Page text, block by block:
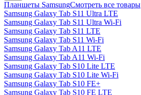
Планшеты SamsungСмотреть все товары
Samsung Galaxy Tab S11 Ultra LTE
Samsung Galaxy Tab S11 Ultra Wi-Fi
Samsung Galaxy Tab S11 LTE
Samsung Galaxy Tab S11 Wi-Fi
Samsung Galaxy Tab A11 LTE
Samsung Galaxy Tab A11 Wi-Fi
Samsung Galaxy Tab S10 Lite LTE
Samsung Galaxy Tab S10 Lite Wi-Fi
Samsung Galaxy Tab S10 FE+
Samsung Galaxy Tab S10 FE LTE